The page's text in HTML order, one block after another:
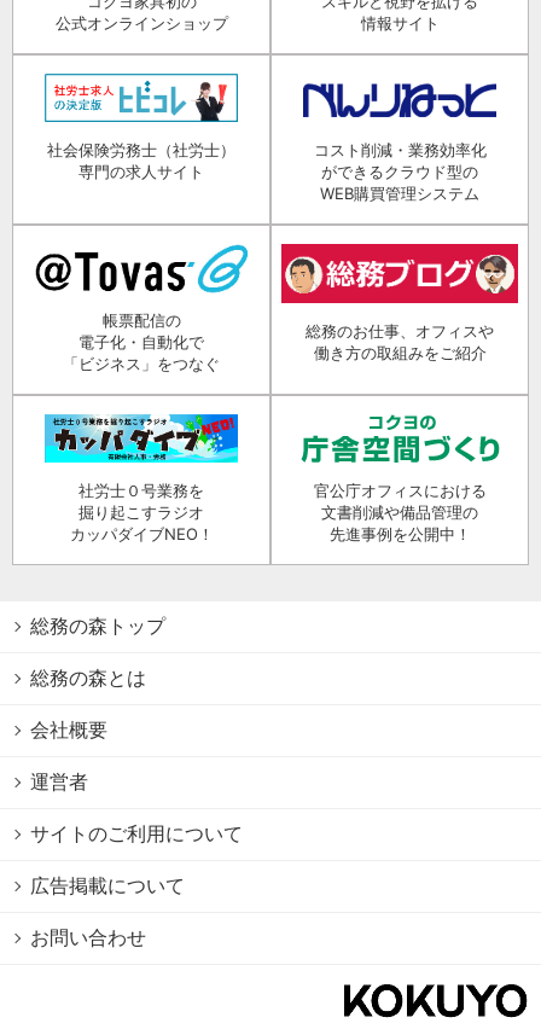
公式オンラインショップ
情報サイト
社会保険労務士（社労士）
専門の求人サイト
コスト削減・業務効率化
ができるクラウド型の
WEB購買管理システム
帳票配信の
電子化・自動化で
「ビジネス」をつなぐ
総務のお仕事、オフィスや
働き方の取組みをご紹介
社労士０号業務を
掘り起こすラジオ
カッパダイブNEO！
官公庁オフィスにおける
文書削減や備品管理の
先進事例を公開中！
総務の森トップ
総務の森とは
会社概要
運営者
サイトのご利用について
広告掲載について
お問い合わせ